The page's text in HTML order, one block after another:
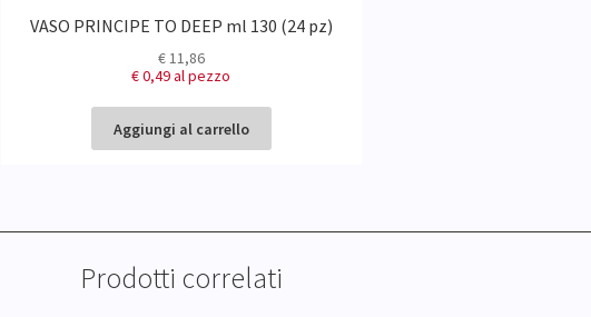
VASO PRINCIPE TO DEEP ml 130 (24 pz)
€11,86
€ 0,49al pezzo
Aggiungi al carrello
Prodotti correlati